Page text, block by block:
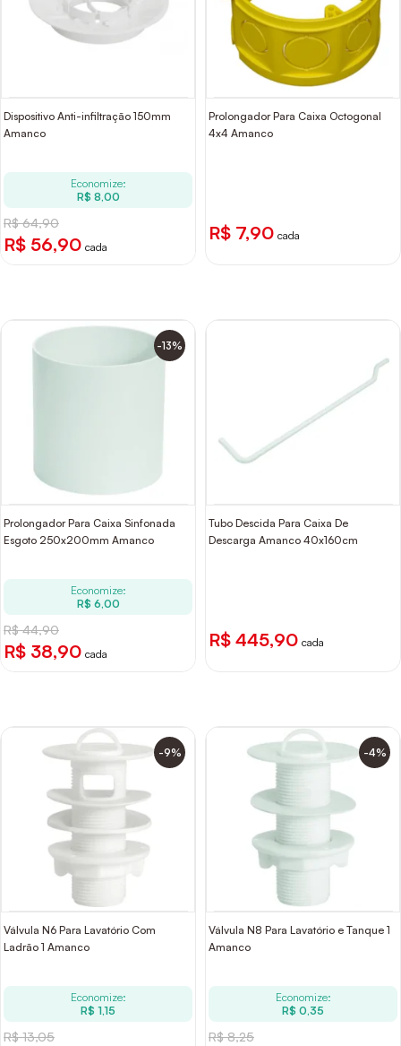
Dispositivo Anti-infiltração 150mm
Amanco
Economize:
R$ 8,00
R$ 64,90
R$ 56,90 cada
Prolongador Para Caixa Octogonal
4x4 Amanco
R$ 7,90 cada
-13%
Prolongador Para Caixa Sinfonada
Esgoto 250x200mm Amanco
Economize:
R$ 6,00
R$ 44,90
R$ 38,90 cada
Tubo Descida Para Caixa De
Descarga Amanco 40x160cm
R$ 445,90 cada
-9%
Válvula N6 Para Lavatório Com
Ladrão 1 Amanco
Economize:
R$ 1,15
R$ 13,05
-4%
Válvula N8 Para Lavatório e Tanque 1
Amanco
Economize:
R$ 0,35
R$ 8,25